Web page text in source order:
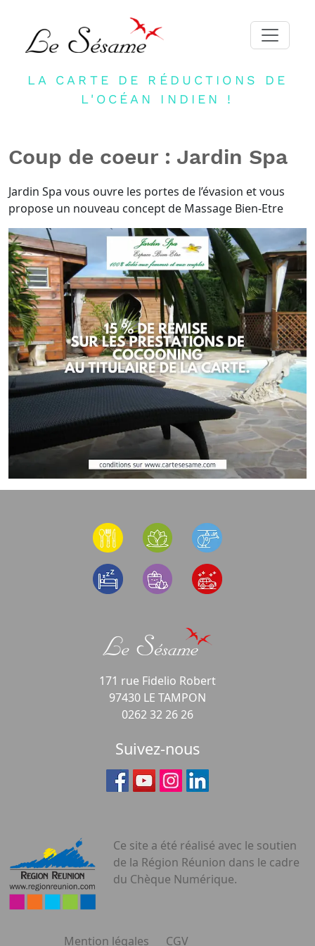
ACCUEIL
BLOG
NEWSLETTER
CONTACT
DEVENIR PARTENAIRE
CONNEXION
FR
LA CARTE DE RÉDUCTIONS DE
L'OCÉAN INDIEN !
Coup de coeur : Jardin Spa
Jardin Spa vous ouvre les portes de l’évasion et vous
propose un nouveau concept de Massage Bien-Etre
171 rue Fidelio Robert
97430 LE TAMPON
0262 32 26 26
Suivez-nous
Ce site a été réalisé avec le soutien
de la Région Réunion dans le cadre
du Chèque Numérique.
Mention légales CGV